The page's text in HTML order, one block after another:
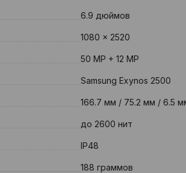
6.9 дюймов
1080 x 2520
50 MP + 12 MP
Samsung Exynos 2500
166.7 мм / 75.2 мм / 6.5
до 2600 нит
IP48
188 граммов